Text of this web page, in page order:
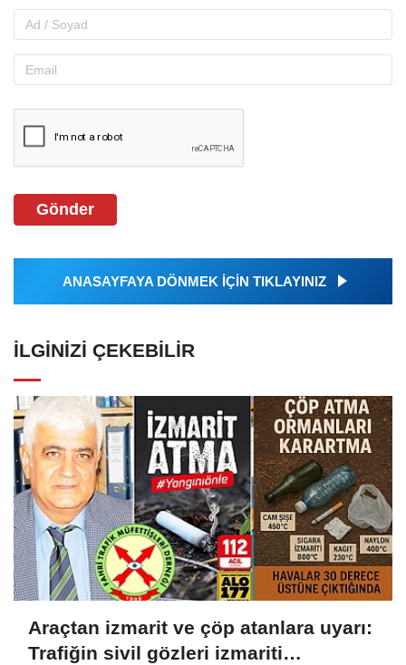
Gönder
ANASAYFAYA DÖNMEK İÇİN TIKLAYINIZ
İLGINIZI ÇEKEBILIR
Araçtan izmarit ve çöp atanlara uyarı:
Trafiğin sivil gözleri izmariti